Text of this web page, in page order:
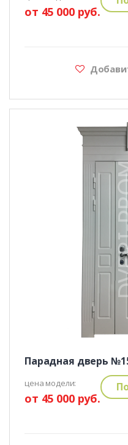
от 45 000 руб.
Парадная дверь
цена модели:
от 45 000 руб.